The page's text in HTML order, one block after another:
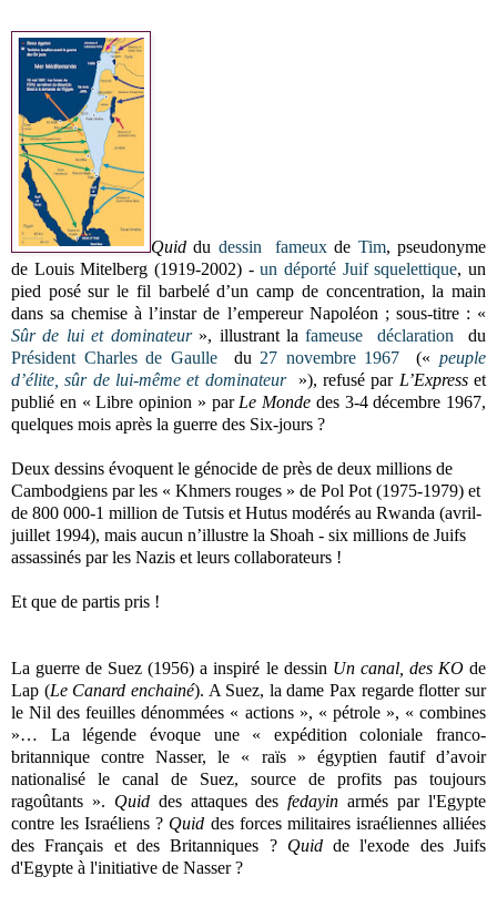
Quid du dessin fameux de Tim, pseudonyme
de Louis Mitelberg (1919-2002) -un déporté Juif squelettique, un
pied posé sur le fil barbelé d’un camp de concentration, la main
dans sa chemise à l’instar de l’empereur Napoléon ; sous-titre : «
Sûr de lui et dominateur», illustrant lafameuse déclaration du
Président Charles de Gaulledu 27 novembre 1967 («peuple
d’élite, sûr de lui-même et dominateur»), refusé par L’Expresset
publié en « Libre opinion » par Le Monde des 3-4 décembre 1967,
quelques mois après la guerre des Six-jours ?
Deux dessins évoquent le génocide de près de deux millions de
Cambodgiens par les « Khmers rouges » de Pol Pot (1975-1979) et
de 800 000-1 million de Tutsis et Hutus modérés au Rwanda (avril-
juillet 1994), mais aucun n’illustre la Shoah - six millions de Juifs
assassinés par les Nazis et leurs collaborateurs !
Et que de partis pris !
La guerre de Suez (1956) a inspiré le dessin Un canal, des KOde
Lap (Le Canard enchainé). A Suez, la dame Pax regarde flotter sur
le Nil des feuilles dénommées « actions », « pétrole », « combines
»… La légende évoque une « expédition coloniale franco-
britannique contre Nasser, le « raïs » égyptien fautif d’avoir
nationalisé le canal de Suez, source de profits pas toujours
ragoûtants ». Quiddes attaques desfedayin armés par l'Egypte
contre les Israéliens ? Quid des forces militaires israéliennes alliées
des Français et des Britanniques ? Quidde l'exode des Juifs
d'Egypte à l'initiative de Nasser ?